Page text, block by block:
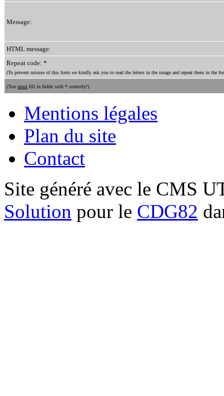
Message:
HTML message:
Repeat code: *
(To prevent misuse of this form we kindly ask you to read the letters in the image and repeat them in the
(You must fill in fields with * correctly!)
Mentions légales
Plan du site
Contact
Site généré avec le CMS
Solution pour le CDG82